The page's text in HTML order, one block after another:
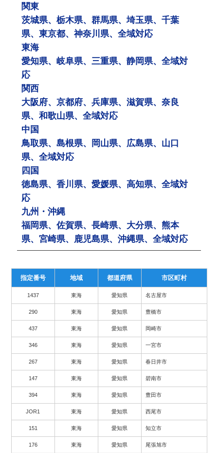
関東
茨城県、栃木県、群馬県、埼玉県、千葉
県、東京都、神奈川県、全域対応
東海
愛知県、岐阜県、三重県、静岡県、全域対
応
関西
大阪府、京都府、兵庫県、滋賀県、奈良
県、和歌山県、全域対応
中国
鳥取県、島根県、岡山県、広島県、山口
県、全域対応
四国
徳島県、香川県、愛媛県、高知県、全域対
応
九州・沖縄
福岡県、佐賀県、長崎県、大分県、熊本
県、宮崎県、鹿児島県、沖縄県、全域対応
指定番号 地域 都道府県 市区町村
1437 東海 愛知県 名古屋市
290 東海 愛知県 豊橋市
437 東海 愛知県 岡崎市
346 東海 愛知県 一宮市
267 東海 愛知県 春日井市
147 東海 愛知県 碧南市
394 東海 愛知県 豊田市
JOR1 東海 愛知県 西尾市
151 東海 愛知県 知立市
176 東海 愛知県 尾張旭市